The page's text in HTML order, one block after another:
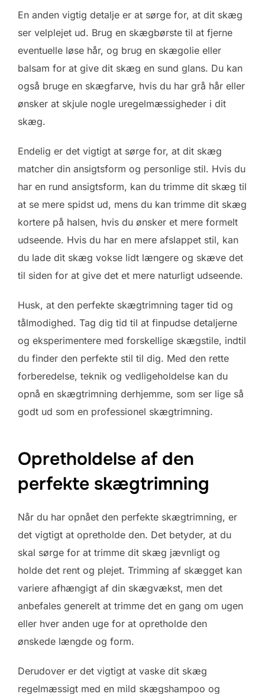
En anden vigtig detalje er at sørge for, at dit skæg
ser velplejet ud. Brug en skægbørste til at fjerne
eventuelle løse hår, og brug en skægolie eller
balsam for at give dit skæg en sund glans. Du kan
også bruge en skægfarve, hvis du har grå hår eller
ønsker at skjule nogle uregelmæssigheder i dit
skæg.
Endelig er det vigtigt at sørge for, at dit skæg
matcher din ansigtsform og personlige stil. Hvis du
har en rund ansigtsform, kan du trimme dit skæg til
at se mere spidst ud, mens du kan trimme dit skæg
kortere på halsen, hvis du ønsker et mere formelt
udseende. Hvis du har en mere afslappet stil, kan
du lade dit skæg vokse lidt længere og skæve det
til siden for at give det et mere naturligt udseende.
Husk, at den perfekte skægtrimning tager tid og
tålmodighed. Tag dig tid til at finpudse detaljerne
og eksperimentere med forskellige skægstile, indtil
du finder den perfekte stil til dig. Med den rette
forberedelse, teknik og vedligeholdelse kan du
opnå en skægtrimning derhjemme, som ser lige så
godt ud som en professionel skægtrimning.
Opretholdelse af den
perfekte skægtrimning
Når du har opnået den perfekte skægtrimning, er
det vigtigt at opretholde den. Det betyder, at du
skal sørge for at trimme dit skæg jævnligt og
holde det rent og plejet. Trimming af skægget kan
variere afhængigt af din skægvækst, men det
anbefales generelt at trimme det en gang om ugen
eller hver anden uge for at opretholde den
ønskede længde og form.
Derudover er det vigtigt at vaske dit skæg
regelmæssigt med en mild skægshampoo og